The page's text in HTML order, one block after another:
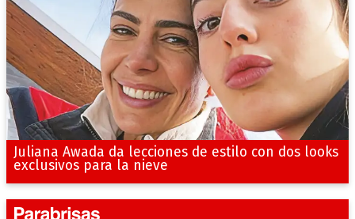
Juliana Awada da lecciones de estilo con dos looks
exclusivos para la nieve